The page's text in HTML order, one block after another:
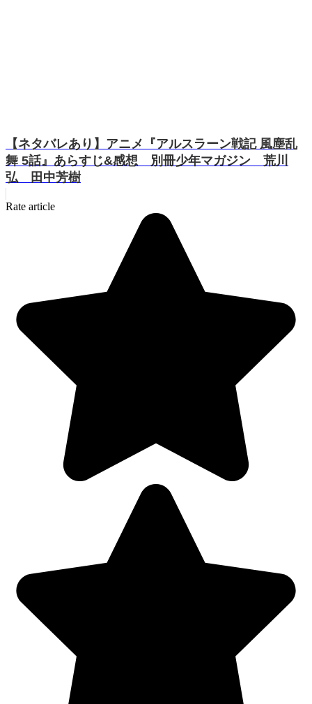
【ネタバレあり】アニメ『アルスラーン戦記 風塵乱
舞 5話』あらすじ&感想 別冊少年マガジン 荒川
弘 田中芳樹
Rate article